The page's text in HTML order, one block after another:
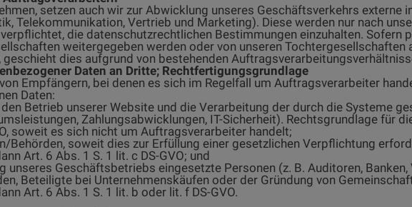
setzen auch wir zur Abwicklung unseres Geschäftsverkehrs externe
Telekommunikation, Vertrieb und Marketing). Diese werden nur nach
die datenschutzrechtlichen Bestimmungen einzuhalten. Sofern
weitergegeben werden oder von unseren Tochtergesellschaften
dies aufgrund von bestehenden
Daten an Dritte; Rechtfertigungsgrundlage
Empfängern, bei denen es sich im Regelfall um Auftragsverarbeiter
Daten:
Betrieb unserer Website und die Verarbeitung der durch die Systeme
Zahlungsabwicklungen, IT-Sicherheit). Rechtsgrundlage für
soweit es sich nicht um Auftragsverarbeiter handelt;
Behörden, soweit dies zur Erfüllung einer gesetzlichen Verpflichtung
Art. 6 Abs. 1 S. 1 lit. c DS-GVO; und
unseres Geschäftsbetriebs eingesetzte Personen (z. B. Auditoren,
Beteiligte bei Unternehmenskäufen oder der Gründung von
Art. 6 Abs. 1 S. 1 lit. b oder lit. f DS-GVO.